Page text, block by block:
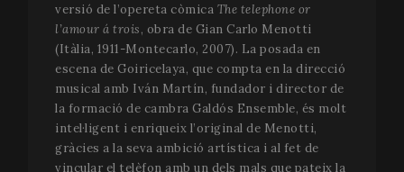
versió de l’opereta còmica The telephone or
l’amour á trois, obra de Gian Carlo Menotti
(Itàlia, 1911-Montecarlo, 2007). La posada en
escena de Goiricelaya, que compta en la direcció
musical amb Iván Martín, fundador i director de
la formació de cambra Galdós Ensemble, és molt
intel·ligent i enriqueix l’original de Menotti,
gràcies a la seva ambició artística i al fet de
vincular el telèfon amb un dels mals que pateix la